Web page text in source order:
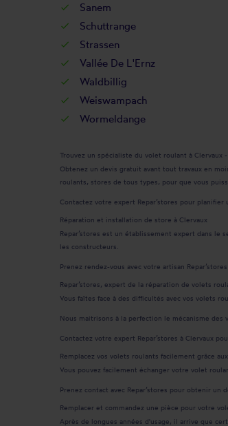
Sanem
Schuttrange
Strassen
Vallée De L'Ernz
Waldbillig
Weiswampach
Wormeldange
Trouvez un spécialiste du volet roulant à Clervaux
Obtenez un devis gratuit avant tout travaux en
roulants, stores de tous types, pour que vous
Contactez votre expert Repar’stores pour planifier
Réparation et installation de store à Clervaux
Repar’stores est un établissement expert dans
les constructeurs.
Prenez rendez-vous avec votre artisan
Repar’stores, expert de la réparation de volets
Vous faîtes face à des difficultés avec vos volets
Nous maitrisons à la perfection le mécanisme
Contactez votre expert Repar’stores à Clervaux
Remplacez vos volets roulants facilement grâce
Vous pouvez facilement échanger votre volet
Prenez contact avec Repar’stores pour obtenir un
Remplacer et commandez une pièce pour votre
Après de longues années d'usage, il arrive que